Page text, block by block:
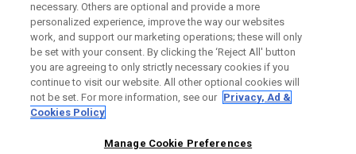
MENTIONS LÉGALES
necessary. Others are optional and provide a more
personalized experience, improve the way our websites
work, and support our marketing operations; these will only
be set with your consent. By clicking the ‘Reject All' button
you are agreeing to only strictly necessary cookies if you
continue to visit our website. All other optional cookies will
not be set. For more information, see our Privacy, Ad &
Cookies Policy
Manage Cookie Preferences